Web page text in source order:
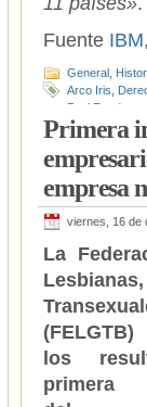
Fuente IBM
General
Arco Iris
Paul Rand
Primera
empresa
viernes, 16 de
La
los